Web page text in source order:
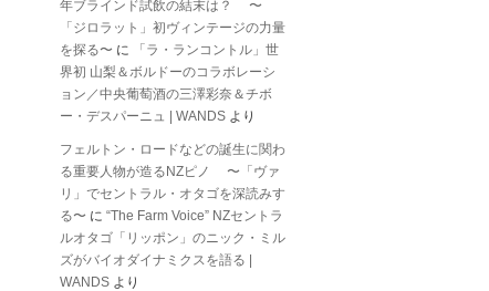
年ブラインド試飲の結末は？ 〜
「ジロラット」初ヴィンテージの力量
を探る〜 に
「ラ・ランコントル」世
界初 山梨＆ボルドーのコラボレーシ
ョン／中央葡萄酒の三澤彩奈＆チボ
ー・デスパーニュ | WANDS より
フェルトン・ロードなどの誕生に関わ
る重要人物が造るNZピノ 〜「ヴァ
リ」でセントラル・オタゴを深読みす
る〜 に “The Farm Voice” NZセントラ
ルオタゴ「リッポン」のニック・ミル
ズがバイオダイナミクスを語る |
WANDS より